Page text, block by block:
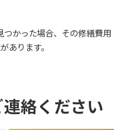
つかった場合、その修繕費用
あります。
絡ください